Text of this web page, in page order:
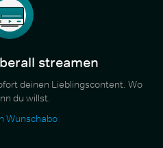
streamen
deinen Lieblingscontent. Wo
du willst.
Wunschabo